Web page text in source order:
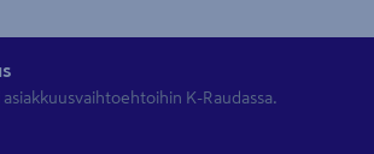
K-Raudassa.